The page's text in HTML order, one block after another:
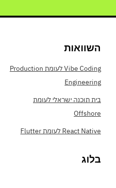
השוואות
Vibe Coding לעומת Production
Engineering
בית תוכנה ישראלי לעומת
Offshore
React Native לעומת Flutter
בלוג